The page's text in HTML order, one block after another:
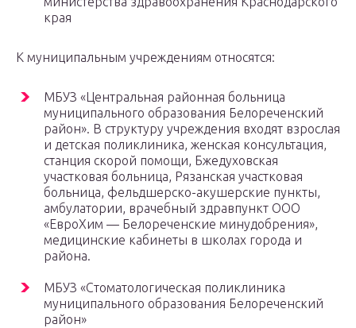
края
К муниципальным учреждениям относятся:
МБУЗ «Центральная районная больница
муниципального образования Белореченский
район». В структуру учреждения входят взрослая
и детская поликлиника, женская консультация,
станция скорой помощи, Бжедуховская
участковая больница, Рязанская участковая
больница, фельдшерско-акушерские пункты,
амбулатории, врачебный здравпункт ООО
«ЕвроХим — Белореченские минудобрения»,
медицинские кабинеты в школах города и
района.
МБУЗ «Стоматологическая поликлиника
муниципального образования Белореченский
район»